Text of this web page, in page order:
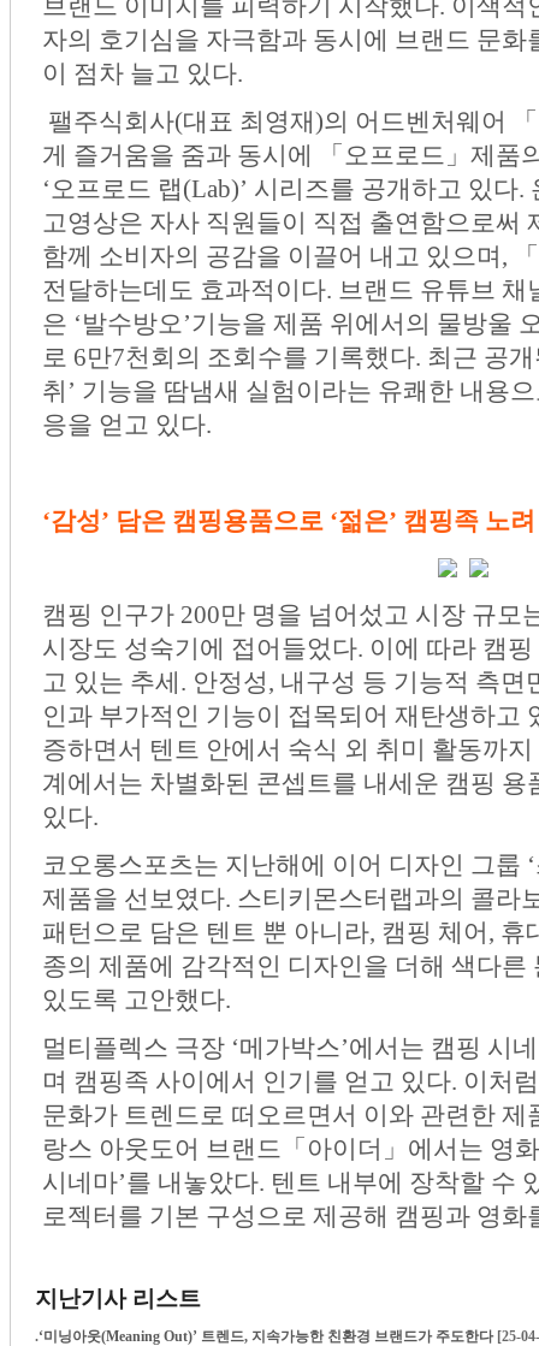
자의 호기심을 자극함과 동시에 브랜드 문
이 점차 늘고 있다.
팰주식회사(대표 최영재)의 어드벤처웨어
게 즐거움을 줌과 동시에 「오프로드」제품
‘오프로드 랩(Lab)’ 시리즈를 공개하고 있다
고영상은 자사 직원들이 직접 출연함으로써
함께 소비자의 공감을 이끌어 내고 있으며,
전달하는데도 효과적이다. 브랜드 유튜브
은 ‘발수방오’기능을 제품 위에서의 물방울
로 6만7천회의 조회수를 기록했다. 최근 공
취’ 기능을 땀냄새 실험이라는 유쾌한 내용
응을 얻고 있다.
‘감성’ 담은 캠핑용품으로 ‘젊은’ 캠핑족 노려
캠핑 인구가 200만 명을 넘어섰고 시장 규모
시장도 성숙기에 접어들었다. 이에 따라 캠
고 있는 추세. 안정성, 내구성 등 기능적 측
인과 부가적인 기능이 접목되어 재탄생하고
증하면서 텐트 안에서 숙식 외 취미 활동까
계에서는 차별화된 콘셉트를 내세운 캠핑
있다.
코오롱스포츠는 지난해에 이어 디자인 그룹
제품을 선보였다. 스티키몬스터랩과의 콜라
패턴으로 담은 텐트 뿐 아니라, 캠핑 체어, 휴
종의 제품에 감각적인 디자인을 더해 색다
있도록 고안했다.
멀티플렉스 극장 ‘메가박스’에서는 캠핑 시
며 캠핑족 사이에서 인기를 얻고 있다. 이처
문화가 트렌드로 떠오르면서 이와 관련한
랑스 아웃도어 브랜드「아이더」에서는 영
시네마’를 내놓았다. 텐트 내부에 장착할 수
로젝터를 기본 구성으로 제공해 캠핑과 영
지난기사 리스트
.‘미닝아웃(Meaning Out)’ 트렌드, 지속가능한 친환경 브랜드가 주도한다 [25-